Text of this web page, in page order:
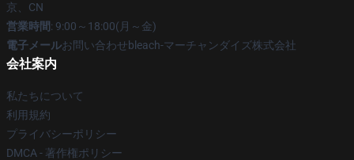
京、CN
営業時間: 9:00～18:00(月～金)
電子メールお問い合わせbleach-マーチャンダイズ株式会社
会社案内
私たちについて
利用規約
プライバシーポリシー
DMCA - 著作権ポリシー